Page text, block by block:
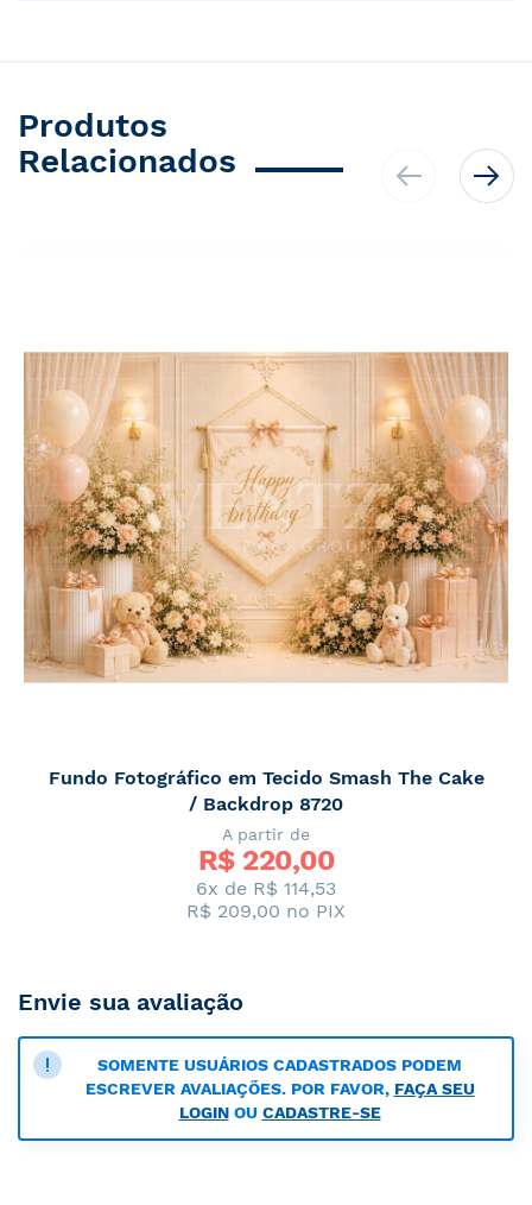
Produtos
Relacionados
Fundo Fotográfico em Tecido Smash The Cake
/ Backdrop 8720
A partir de
R$ 220,00
6x de R$ 114,53
R$ 209,00 no PIX
Envie sua avaliação
SOMENTE USUÁRIOS CADASTRADOS PODEM
ESCREVER AVALIAÇÕES. POR FAVOR, FAÇA SEU
LOGINOU CADASTRE-SE